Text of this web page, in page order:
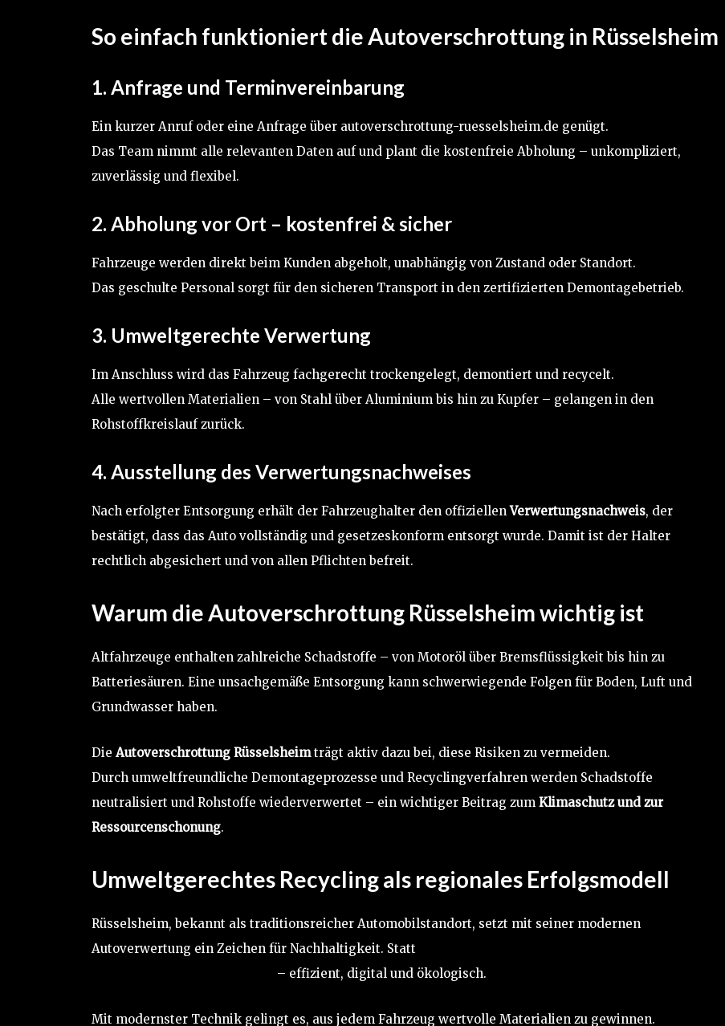
So einfach funktioniert die Autoverschrottung in Rüsselsheim
1. Anfrage und Terminvereinbarung
Ein kurzer Anruf oder eine Anfrage über autoverschrottung-ruesselsheim.de genügt.
Das Team nimmt alle relevanten Daten auf und plant die kostenfreie Abholung – unkompliziert,
zuverlässig und flexibel.
2. Abholung vor Ort – kostenfrei & sicher
Fahrzeuge werden direkt beim Kunden abgeholt, unabhängig von Zustand oder Standort.
Das geschulte Personal sorgt für den sicheren Transport in den zertifizierten Demontagebetrieb.
3. Umweltgerechte Verwertung
Im Anschluss wird das Fahrzeug fachgerecht trockengelegt, demontiert und recycelt.
Alle wertvollen Materialien – von Stahl über Aluminium bis hin zu Kupfer – gelangen in den
Rohstoffkreislauf zurück.
4. Ausstellung des Verwertungsnachweises
Nach erfolgter Entsorgung erhält der Fahrzeughalter den offiziellenVerwertungsnachweis, der
bestätigt, dass das Auto vollständig und gesetzeskonform entsorgt wurde. Damit ist der Halter
rechtlich abgesichert und von allen Pflichten befreit.
Warum die Autoverschrottung Rüsselsheim wichtig ist
Altfahrzeuge enthalten zahlreiche Schadstoffe – von Motoröl über Bremsflüssigkeit bis hin zu
Batteriesäuren. Eine unsachgemäße Entsorgung kann schwerwiegende Folgen für Boden, Luft und
Grundwasser haben.
DieAutoverschrottung Rüsselsheimträgt aktiv dazu bei, diese Risiken zu vermeiden.
Durch umweltfreundliche Demontageprozesse und Recyclingverfahren werden Schadstoffe
neutralisiert und Rohstoffe wiederverwertet – ein wichtiger Beitrag zum Klimaschutz und zur
Ressourcenschonung.
Umweltgerechtes Recycling als regionales Erfolgsmodell
Rüsselsheim, bekannt als traditionsreicher Automobilstandort, setzt mit seiner modernen
Autoverwertung ein Zeichen für Nachhaltigkeit. Statt
– effizient, digital und ökologisch.
Mit modernster Technik gelingt es, aus jedem Fahrzeug wertvolle Materialien zu gewinnen.